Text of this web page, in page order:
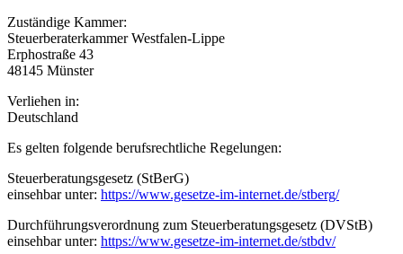
Zuständige Kammer:
Steuerberaterkammer Westfalen-Lippe
Erphostraße 43
48145 Münster
Verliehen in:
Deutschland
Es gelten folgende berufsrechtliche Regelungen:
Steuerberatungsgesetz (StBerG)
einsehbar unter: https://www.gesetze-im-internet.de/stberg/
Durchführungsverordnung zum Steuerberatungsgesetz (DVStB)
einsehbar unter: https://www.gesetze-im-internet.de/stbdv/